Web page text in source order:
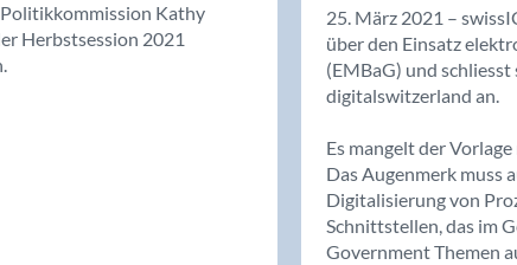
Kathy
Herbstsession 2021
25. März 2021 –
über den Einsatz
(EMBaG) und
digitalswitzerland an.
Es mangelt der
Das Augenmerk muss
Digitalisierung von
Schnittstellen, das im
Government Themen